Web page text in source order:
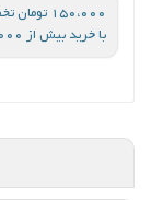
150،000 تومان تخفیف
با خرید بیش از 2،000،000 تومان